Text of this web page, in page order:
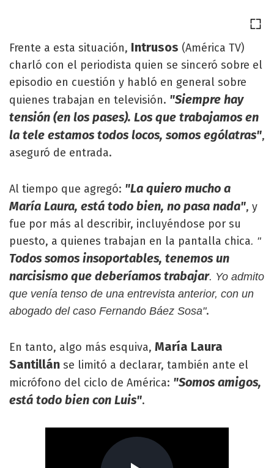
Frente a esta situación, Intrusos (América TV)
charló con el periodista quien se sinceró sobre el
episodio en cuestión y habló en general sobre
quienes trabajan en televisión. "Siempre hay
tensión (en los pases). Los que trabajamos en
la tele estamos todos locos, somos ególatras",
aseguró de entrada.
Al tiempo que agregó: "La quiero mucho a
María Laura, está todo bien, no pasa nada", y
fue por más al describir, incluyéndose por su
puesto, a quienes trabajan en la pantalla chica. "
Todos somos insoportables, tenemos un
narcisismo que deberíamos trabajar. Yo admito
que venía tenso de una entrevista anterior, con un
abogado del caso Fernando Báez Sosa".
En tanto, algo más esquiva, María Laura
Santillán se limitó a declarar, también ante el
micrófono del ciclo de América: "Somos amigos,
está todo bien con Luis".